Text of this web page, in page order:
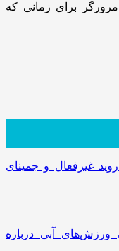
برای زمانی که